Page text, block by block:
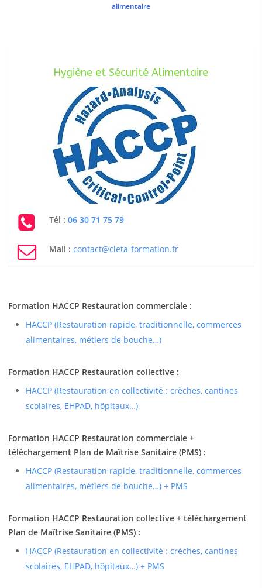
alimentaire
Hygiène et Sécurité Alimentaire
Tél : 06 30 71 75 79
Mail : contact@cleta-formation.fr
Formation HACCP Restauration commerciale :
HACCP (Restauration rapide, traditionnelle, commerces
alimentaires, métiers de bouche…)
Formation HACCP Restauration collective :
HACCP (Restauration en collectivité : crèches, cantines
scolaires, EHPAD, hôpitaux…)
Formation HACCP Restauration commerciale +
téléchargement Plan de Maîtrise Sanitaire (PMS) :
HACCP (Restauration rapide, traditionnelle, commerces
alimentaires, métiers de bouche…) + PMS
Formation HACCP Restauration collective + téléchargement
Plan de Maîtrise Sanitaire (PMS) :
HACCP (Restauration en collectivité : crèches, cantines
scolaires, EHPAD, hôpitaux…) + PMS